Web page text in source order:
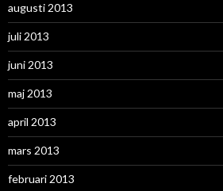
augusti 2013
juli 2013
juni 2013
maj 2013
april 2013
mars 2013
februari 2013